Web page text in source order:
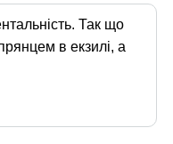
Так що
в екзилі, а